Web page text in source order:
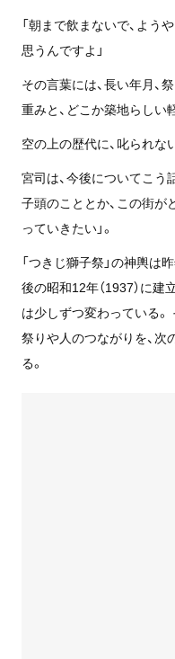
「朝まで飲まないで、よう
思うんですよ」
その言葉には、長い年月、
重みと、どこか築地らしい
空の上の歴代に、叱られな
宮司は、今後についてこう
子頭のこととか、この街が
っていきたい」。
「つきじ獅子祭」の神輿は
後の昭和12年（1937）に建
は少しずつ変わっている
祭りや人のつながりを、
る。